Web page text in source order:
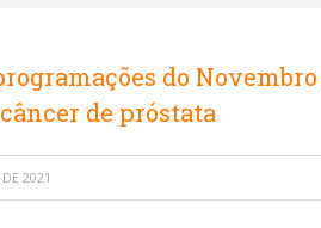
do
de próstata
2021